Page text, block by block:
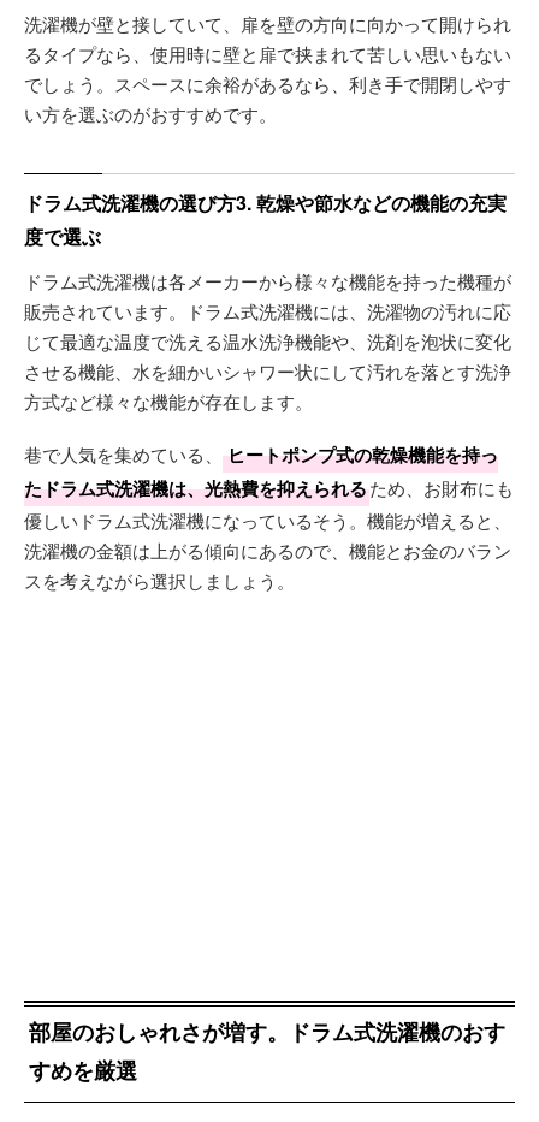
洗濯機が壁と接していて、扉を壁の方向に向かって開けられ
るタイプなら、使用時に壁と扉で挟まれて苦しい思いもない
でしょう。スペースに余裕があるなら、利き手で開閉しやす
い方を選ぶのがおすすめです。
ドラム式洗濯機の選び方3. 乾燥や節水などの機能の充実
度で選ぶ
ドラム式洗濯機は各メーカーから様々な機能を持った機種が
販売されています。ドラム式洗濯機には、洗濯物の汚れに応
じて最適な温度で洗える温水洗浄機能や、洗剤を泡状に変化
させる機能、水を細かいシャワー状にして汚れを落とす洗浄
方式など様々な機能が存在します。
巷で人気を集めている、
ヒートポンプ式の乾燥機能を持っ
たドラム式洗濯機は、光熱費を抑えられるため、お財布にも
優しいドラム式洗濯機になっているそう。機能が増えると、
洗濯機の金額は上がる傾向にあるので、機能とお金のバラン
スを考えながら選択しましょう。
部屋のおしゃれさが増す。ドラム式洗濯機のおす
すめを厳選